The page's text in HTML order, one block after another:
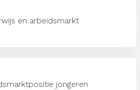
en arbeidsmarkt
jongeren